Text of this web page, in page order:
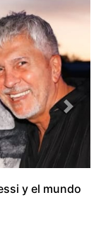
y el mundo
Next